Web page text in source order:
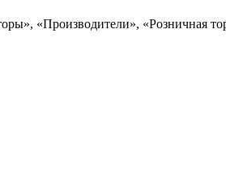
«Производители», «Розничная